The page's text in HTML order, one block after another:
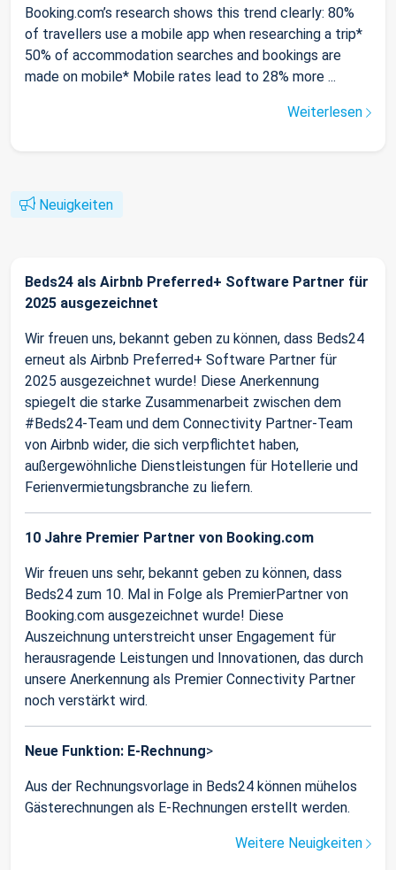
Booking.com’s research shows this trend clearly: 80%
of travellers use a mobile app when researching a trip*
50% of accommodation searches and bookings are
made on mobile* Mobile rates lead to 28% more ...
Weiterlesen
Neuigkeiten
Beds24 als Airbnb Preferred+ Software Partner für
2025 ausgezeichnet
Wir freuen uns, bekannt geben zu können, dass Beds24
erneut als Airbnb Preferred+ Software Partner für
2025 ausgezeichnet wurde! Diese Anerkennung
spiegelt die starke Zusammenarbeit zwischen dem
#Beds24-Team und dem Connectivity Partner-Team
von Airbnb wider, die sich verpflichtet haben,
außergewöhnliche Dienstleistungen für Hotellerie und
Ferienvermietungsbranche zu liefern.
10 Jahre Premier Partner von Booking.com
Wir freuen uns sehr, bekannt geben zu können, dass
Beds24 zum 10. Mal in Folge als PremierPartner von
Booking.com ausgezeichnet wurde! Diese
Auszeichnung unterstreicht unser Engagement für
herausragende Leistungen und Innovationen, das durch
unsere Anerkennung als Premier Connectivity Partner
noch verstärkt wird.
Neue Funktion: E-Rechnung>
Aus der Rechnungsvorlage in Beds24 können mühelos
Gästerechnungen als E-Rechnungen erstellt werden.
Weitere Neuigkeiten